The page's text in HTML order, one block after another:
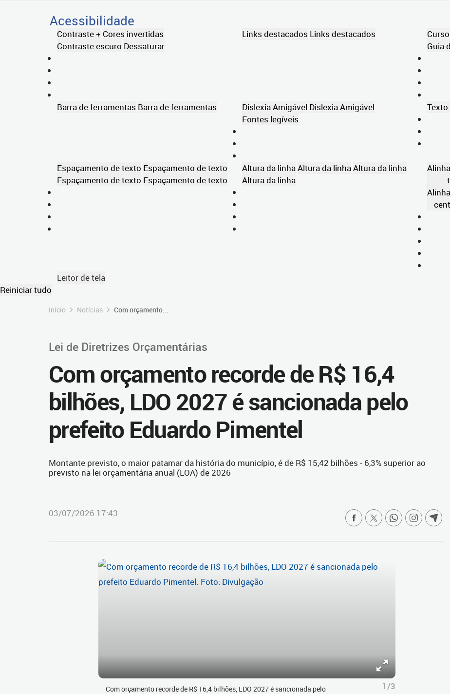
Acessibilidade
Contraste + Cores invertidas
Contraste escuro Dessaturar
Links destacados Links destacados
Guia
Barra de ferramentas Barra de ferramentas Dislexia Amigável Dislexia Amigável
Fontes legíveis
Espaçamento de texto Espaçamento de texto
Espaçamento de texto Espaçamento de texto
Altura da linhaAltura da linhaAltura da linha
Altura da linha
Leitor de tela
Reiniciar tudo
Início Notícias Com orçamento...
Lei de Diretrizes Orçamentárias
Com orçamento recorde de R$ 16,4
bilhões, LDO 2027 é sancionada pelo
prefeito Eduardo Pimentel
Montante previsto, o maior patamar da história do município, é de R$ 15,42 bilhões - 6,3% superior ao
previsto na lei orçamentária anual (LOA) de 2026
03/07/2026 17:43
Com orçamento recorde de R$ 16,4 bilhões, LDO 2027 é sancionada pelo
1/3